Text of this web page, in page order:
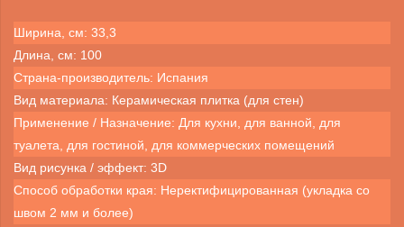
Ширина, см: 33,3
Длина, см: 100
Страна-производитель: Испания
Вид материала: Керамическая плитка (для стен)
Применение / Назначение: Для кухни, для ванной, для
туалета, для гостиной, для коммерческих помещений
Вид рисунка / эффект: 3D
Способ обработки края: Неректифицированная (укладка со
швом 2 мм и более)